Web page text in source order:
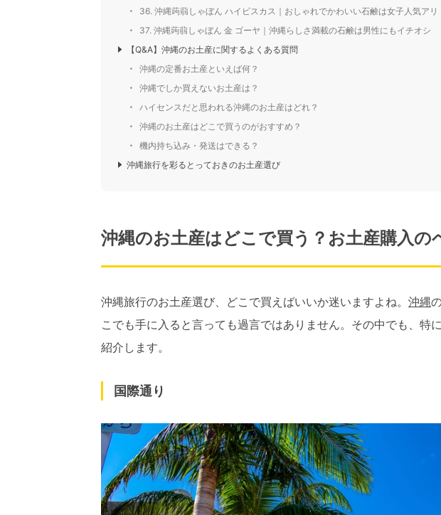
36. 沖縄蒟蒻しゃぼん ハイビスカス｜おしゃれでかわいい石鹸は女子人気アリ
37. 沖縄蒟蒻しゃぼん 金 ゴーヤ｜沖縄らしさ満載の石鹸は男性にもイチオシ
【Q&A】沖縄のお土産に関するよくある質問
沖縄の定番お土産といえば何？
沖縄でしか買えないお土産は？
ハイセンスだと思われる沖縄のお土産はどれ？
沖縄のお土産はどこで買うのがおすすめ？
機内持ち込み・発送はできる？
沖縄旅行を彩るとっておきのお土産選び
沖縄のお土産はどこで買う？お土産購入の
沖縄旅行のお土産選び、どこで買えばいいか迷いますよね。 沖縄
こでも手に入ると言っても過言ではありません。その中でも、特
紹介します。
国際通り